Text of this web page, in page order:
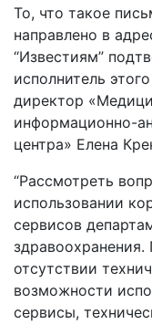
То, что такое
направлено в
“Известиям”
исполнитель
директор
информационно-
центра» Елена
“Рассмотреть
использовании
сервисов
здравоохранения.
отсутствии
возможности
сервисы,